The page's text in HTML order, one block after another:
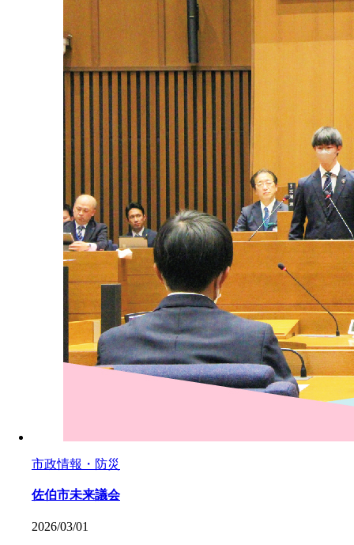
市政情報・防災
佐伯市未来議会
2026/03/01